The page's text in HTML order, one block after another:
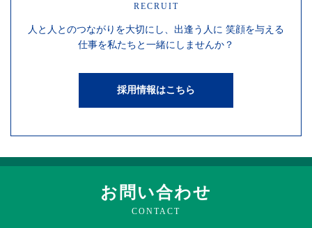
RECRUIT
人と人とのつながりを大切にし、 出逢う人に 笑顔を与える
仕事を私たちと一緒にしませんか？
採用情報はこちら
お問い合わせ
CONTACT